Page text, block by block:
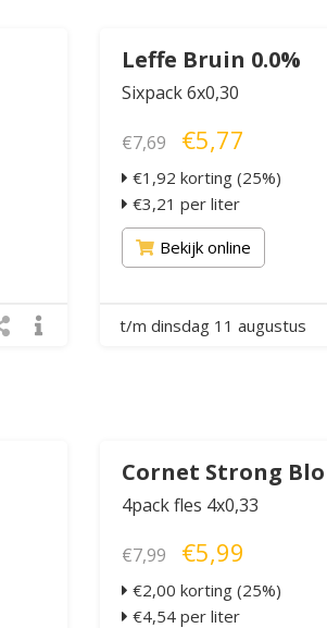
Leffe Bruin 0.0%
Sixpack 6x0,30
€7,69 €5,77
€1,92 korting (25%)
€3,21 per liter
Bekijk online
t/m dinsdag 11 augustus
Cornet Strong
4pack fles 4x0,33
€7,99 €5,99
€2,00 korting (25%)
€4,54 per liter